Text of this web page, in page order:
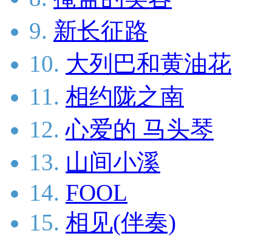
9. 新长征路
10. 大列巴和黄油花
11. 相约陇之南
12. 心爱的 马头琴
13. 山间小溪
14. FOOL
15. 相见(伴奏)